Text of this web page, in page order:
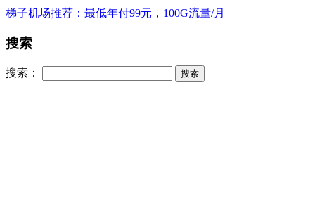
梯子机场推荐：最低年付99元，100G流量/月
搜索
搜索：